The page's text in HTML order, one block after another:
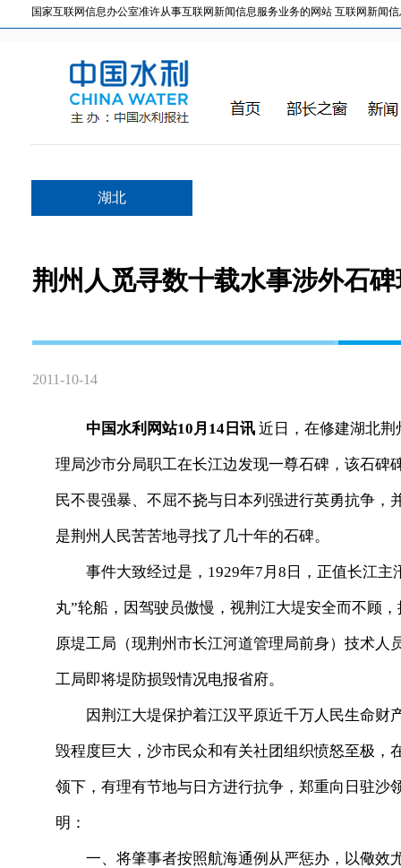
国家互联网信息办公室准许从事互联网新闻信息服务业务的网站 互联网新闻信
湖北
荆州人觅寻数十载水事涉外石
2011-10-14
中国水利网站10月14日讯 近日，在修建湖北
理局沙市分局职工在长江边发现一尊石碑，该石碑
民不畏强暴、不屈不挠与日本列强进行英勇抗争
是荆州人民苦苦地寻找了几十年的石碑。
事件大致经过是， 1929年7月8日，正值长江主
丸”轮船，因驾驶员傲慢，视荆江大堤安全而不顾
原堤工局（现荆州市长江河道管理局前身）技术
工局即将堤防损毁情况电报省府。
因荆江大堤保护着江汉平原近千万人民生命财
毁程度巨大，沙市民众和有关社团组织愤怒至极
领下，有理有节地与日方进行抗争，郑重向日驻
明：
一、将肇事者按照航海通例从严惩办，以儆效